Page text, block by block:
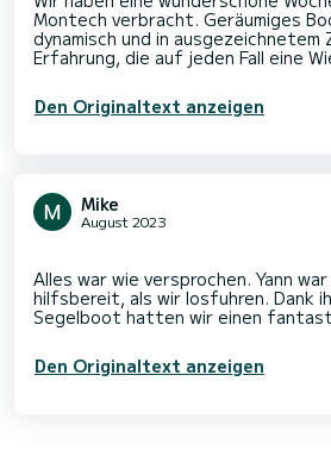
Montech verbracht. Geräumiges
dynamisch und in ausgezeichnetem
Den Originaltext anzeigen
Mike
August 2023
Alles war wie versprochen. Yann
hilfsbereit, als wir losfuhren. Dank
Den Originaltext anzeigen